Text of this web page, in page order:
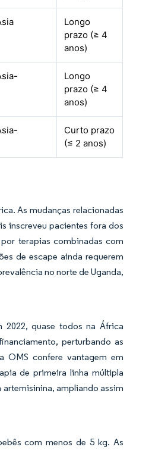
Longo
prazo (≥ 4
anos)
Longo
prazo (≥ 4
anos)
Curto prazo
(≤ 2 anos)
As mudanças relacionadas
inscreveu pacientes fora dos
terapias combinadas com
de escape ainda requerem
no norte de Uganda,
2022, quase todos na África
perturbando as
OMS confere vantagem em
de primeira linha múltipla
ampliando assim
com menos de 5 kg. As